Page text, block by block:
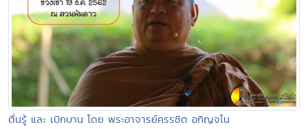
ตื่นรู้ และ เบิกบาน โดย พระอาจารย์ครรชิต อกิญจโน